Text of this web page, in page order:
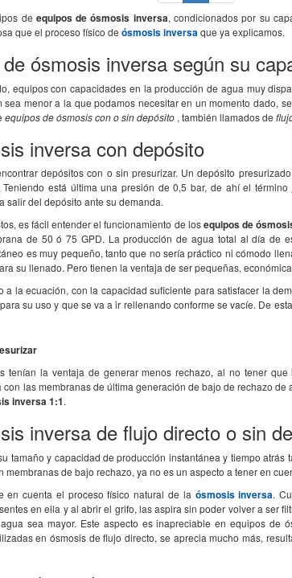
de equipos de ósmosis inversa, condicionados por su
que el proceso físico de ósmosis inversaque ya explicamos.
ósmosis inversa según su
equipos con capacidades en la producción de agua muy
menor a la que podamos necesitar en un momento dado,
equipos de ósmosis con o sin depósito , también llamados de
inversa con depósito
depósitos con o sin presurizar. Un depósito
está última una presión de 0,5 bar, de ahí el término
salir del depósito ante su demanda.
es fácil entender el funcionamiento de losequipos de
de 50 ó 75 GPD. La producción de agua total al día de
es muy pequeño, tanto que no sería práctico ni cómodo
su llenado. Pero tienen la ventaja de ser pequeñas,
a la ecuación, con la capacidad suficiente para satisfacer la
su uso y que se va a ir rellenando conforme se vacíe. De
tenían la ventaja de generar menos rechazo, al no tener
las membranas de última generación de bajo de rechazo
inversa 1:1.
inversa de flujo directo o sin
tamaño y capacidad de producción instantánea y tiempo
membranas de bajo rechazo, ya no es un aspecto a tener en
en cuenta el proceso físico natural de la ósmosis inversa.
en ella y al abrir el grifo, las aspira sin poder volver a ser
sea mayor. Este aspecto es inapreciable en equipos de
en ósmosis de flujo directo, se aprecia mucho más,
La ósmosis funciona MUY BIEN,
EXCELENTE. L-
o hemos mandado a analizar a unos
laboratorios y consig ..
mismo por el